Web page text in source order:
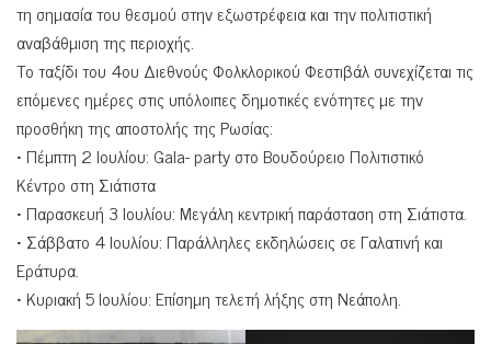
τη σημασία του θεσμού στην εξωστρέφεια και την πολιτιστική
αναβάθμιση της περιοχής.
Το ταξίδι του 4ου Διεθνούς Φολκλορικού Φεστιβάλ συνεχίζεται τις
επόμενες ημέρες στις υπόλοιπες δημοτικές ενότητες με την
προσθήκη της αποστολής της Ρωσίας:
• Πέμπτη 2 Ιουλίου: Gala- party στο Βουδούρειο Πολιτιστικό
Κέντρο στη Σιάτιστα
• Παρασκευή 3 Ιουλίου: Μεγάλη κεντρική παράσταση στη Σιάτιστα.
• Σάββατο 4 Ιουλίου: Παράλληλες εκδηλώσεις σε Γαλατινή και
Εράτυρα.
• Κυριακή 5 Ιουλίου: Επίσημη τελετή λήξης στη Νεάπολη.